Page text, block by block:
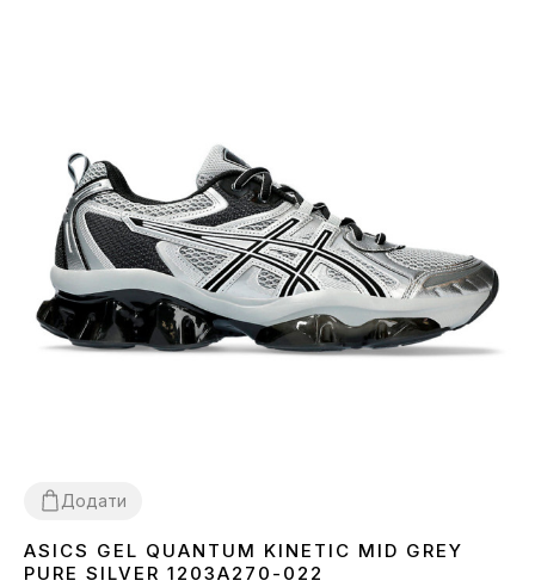
Додати
36 37383940 41 424445
ASICS GEL QUANTUM KINETIC MID GREY
PURE SILVER 1203A270-022